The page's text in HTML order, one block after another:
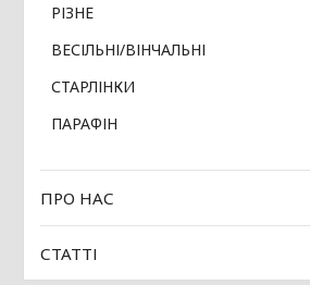
РІЗНЕ
ВЕСІЛЬНІ/ВІНЧАЛЬНІ
СТАРЛІНКИ
ПАРАФІН
ПРО НАС
СТАТТІ